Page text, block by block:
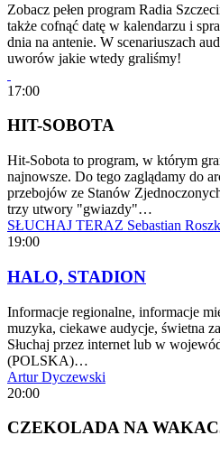
Zobacz pełen program Radia
także cofnąć datę w kalendarzu i
dnia na antenie. W scenariuszach
uworów jakie wtedy graliśmy!
17:00
HIT-SOBOTA
Hit-Sobota to program, w którym
najnowsze. Do tego zaglądamy do
przebojów ze Stanów
trzy utwory "gwiazdy"…
SŁUCHAJ TERAZ Sebastian
19:00
HALO, STADION
Informacje regionalne, informacje
muzyka, ciekawe audycje, świetna
Słuchaj przez internet lub w
(POLSKA)…
Artur Dyczewski
20:00
CZEKOLADA NA